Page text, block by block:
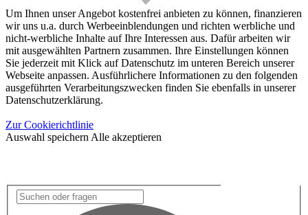
Um Ihnen unser Angebot kostenfrei anbieten zu können, finanzieren
wir uns u.a. durch Werbeeinblendungen und richten werbliche und
nicht-werbliche Inhalte auf Ihre Interessen aus. Dafür arbeiten wir
mit ausgewählten Partnern zusammen. Ihre Einstellungen können
Sie jederzeit mit Klick auf Datenschutz im unteren Bereich unserer
Webseite anpassen. Ausführlichere Informationen zu den folgenden
ausgeführten Verarbeitungszwecken finden Sie ebenfalls in unserer
Datenschutzerklärung.
Zur Cookierichtlinie
Auswahl speichern Alle akzeptieren